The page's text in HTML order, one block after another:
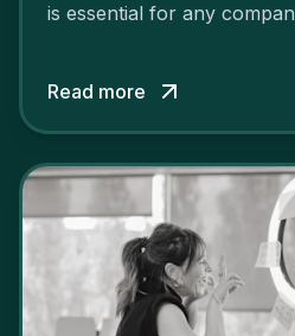
is essential for any
solid and positive
cannot simply wave a
Read more